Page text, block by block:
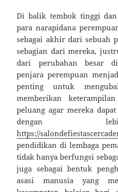
Di balik tembok tinggi
para narapidana
sebagai akhir dari sebuah
sebagian dari mereka,
dari perubahan besar
penjara perempuan
penting untuk
memberikan
peluang agar mereka
dengan
https://
pendidikan di lembaga
tidak hanya berfungsi
juga sebagai bentuk
asasi manusia yang